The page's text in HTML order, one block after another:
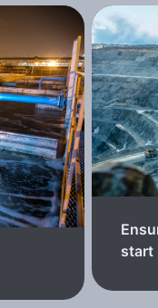
start